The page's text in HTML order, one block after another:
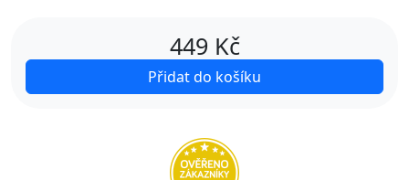
449 Kč
Přidat do košíku